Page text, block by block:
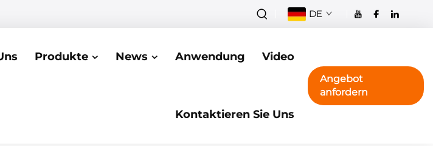
DE
Produkte News Anwendung Video
Kontaktieren Sie Uns
Angebot
anfordern